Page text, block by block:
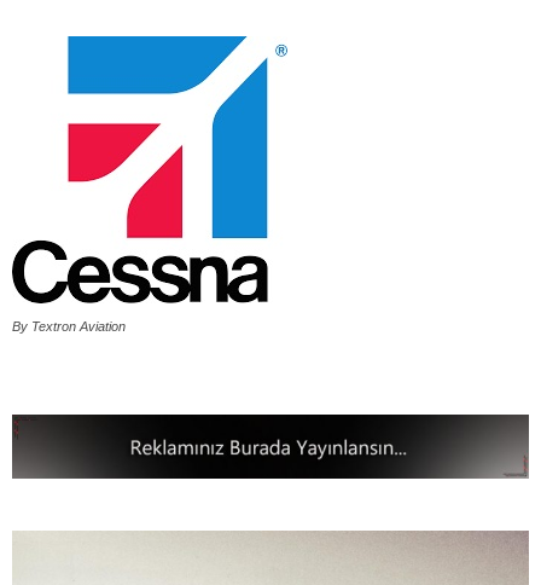
By Textron Aviation